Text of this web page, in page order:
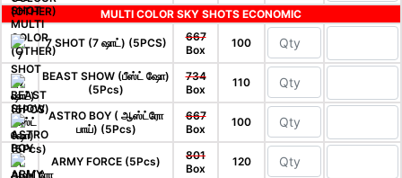
MULTI COLOR SKY SHOTS ECONOMIC
7 SHOT (7 ஷாட்) (5PCS)
667
Box
100
BEAST SHOW (பீஸ்ட் ஷோ)
(5Pcs)
734
Box
110
ASTRO BOY ( ஆஸ்ட்ரோ
பாய்) (5Pcs)
667
Box
100
ARMY FORCE (5Pcs)
801
Box
120